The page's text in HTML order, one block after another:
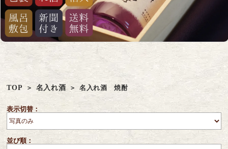
TOP 名入れ酒 名入れ酒 焼酎
表示切替：
並び順：